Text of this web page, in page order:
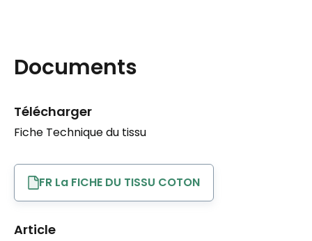
Documents
Télécharger
Fiche Technique du tissu
FR La FICHE DU TISSU COTON
Article